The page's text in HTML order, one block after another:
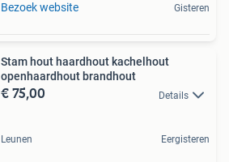
Bezoek website Gisteren
Stam hout haardhout kachelhout
openhaardhout brandhout
€ 75,00 Details
Leunen Eergisteren